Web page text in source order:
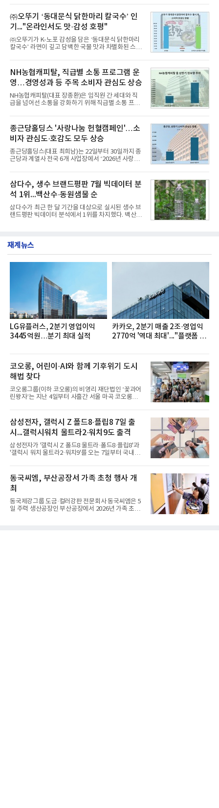
떼는 6년 만에 선보이는 8세대 완전변경 모델로, ▲정
교한 선과 면을 중심으로 완성한 파격적인 디자인 ▲
과거 중형 세단 수준으로 확대된 차체 제원 ▲글로벌
최고 수준의 안전성 ▲성능과 효율을 동시에 높인 주
행 완성도 ▲첨단 편의 및 디지털 사양 적용 등을 통해
글로벌 준중형 세단의 새로운 기준을 세웠다.아반떼
는 가솔린 2.0과 1.6 하이브리드 두 가지 파워트레인
넘
㈜오뚜기 ‘동대문식 닭한마리 칼국수’ 인
기..."온라인서도 맛·감성 호평"
㈜오뚜기가 K-노포 감성을 담은 ‘동대문식 닭한마리
칼국수’ 라면이 깊고 담백한 국물 맛과 차별화된 스토
혔다.‘동대문식 닭한마리 칼국수’는 예상을 뛰어넘는
소비자 호응에 힘입어 지난 7월 13일 첫 선을 보인 지
단 18일 만에 누적 판매량 50만 개를 돌파하는 성과를
거두었다.이번 신제품은 개발진이 전국의 닭한마리
전문점을 직접 찾아 다니며 최적의 육수 비율을 완성
했다. 자극적이지 않으면서도 깊은 닭육수에 마늘의
개운한 풍미를 더했으며, 국물이 잘 배어들면서도 쫄
서도
NH농협캐피탈, 직급별 소통 프로그램 운
영…경영성과 등 주목 소비자 관심도 상승
NH농협캐피탈(대표 장종환)은 임직원 간 세대와 직
급을 넘어선 소통을 강화하기 위해 직급별 소통 프로
부터 30일까지 서울 원센티널 NH농협캐피탈타워 22
층에서 운영했다고 31일 밝혔다.이번 프로그램은 경
영지원부 홍보팀과 2026년 새로이(e)＊가 공동 주관
했으며, ▲팀장·부장(7.27), ▲계장·주임(7.28), ▲과
장·차장(7.29), ▲대리(7.30) 등 직급별로 총 4회에 걸
쳐 진행됐다.참고로 새로이(e)는 NH농협캐피탈 MZ
세대들로(과장~계장) 구성된 자율 참여조직으로, 조
반에 전파하는 역할
종근당홀딩스 '사랑나눔 헌혈캠페인'…소
비자 관심도·호감도 모두 상승
종근당홀딩스(대표 최희남)는 22일부터 30일까지 종
근당과 계열사 전국 6개 사업장에서 ‘2026년 사랑나
인은 장마와 폭염, 여름휴가 등으로 헌혈 참여가 줄어
드는 시기에 안정적 혈액 수급에 기여하고 생명나눔
문화를 확산하기 위해 마련됐다.캠페인은 종근당 천
안공장을 시작으로 ▲효종연구소 ▲종근당바이오 안
산공장 ▲경보제약 아산본사 ▲종근당건강 당진공장
▲종근당 본사 등 전국 6개 사업장에서 릴레이 방식
으로 이어졌다.캠페인 기간에는 임직원의 참여를 독
증을 한국백혈병
삼다수, 생수 브랜드평판 7월 빅데이터 분
석 1위...백산수·동원샘물 순
삼다수가 최근 한 달 기간을 대상으로 실시된 생수 브
랜드평판 빅데이터 분석에서 1위를 차지했다. 백산수
까지 수집된 소비자 빅데이터 3,702,555건을 분석한
치다.연구소에 따르면 7월 생수 브랜드평판 순위는 삼
다수, 백산수, 동원샘물, 스파클, 아이시스, 에비앙,
몽베스트, 크리스탈, 풀무원샘물, 평창수, 지리산수,
재계뉴스
LG유플러스, 2분기 영업이익
3445억원…분기 최대 실적
카카오, 2분기 매출 2조·영업익
2770억 '역대 최대'..."플랫폼 사
코오롱, 어린이·AI와 함께 기후위기 도시
해법 찾다
코오롱그룹(이하 코오롱)의 비영리 재단법인 ‘꽃과어
린왕자’는 지난 4일부터 사흘간 서울 마곡 코오롱원
했다고 6일 밝혔다.‘에코 롱롱 Plus 캠프’는 코오롱의
대표적인 사회공헌 활동 가운데 하나로 초등학생들이
환경위기에 처한 도시 문제를 직접 해결하며 배우는
친환경 에너지 체험 프로그램이라고 설명했다. 이번
캠프에는 전국의 초등학교 6학년 학생 72명이 참여했
다.참가 학생들은 ‘친환경 에너지 원정대’가 되어 지
반침하, 기습홍수, 열섬현상 등 전세계 도시가 직면한
이
삼성전자, 갤럭시 Z 폴드8·플립8 7일 출
시...갤럭시워치 울트라2·워치9도 출격
삼성전자가 '갤럭시 Z 폴드8 울트라·폴드8·플립8'과
'갤럭시 워치 울트라2·워치9'를 오는 7일부터 국내에
달 28일부터 이달 3일까지 7일간 진행된 '갤럭시 Z 폴
드8 울트라·폴드8·플립8' 사전 판매에서는 갤럭시 스
마트폰 역대 최고 기록인 144만대 판매를 달성했다.
사전 구매 고객 10명 중 약 7명이 '갤럭시 Z 폴드8'를
선택했을 만큼 새롭게 선보인 제품 형태(폼팩터)와 디
자인에 대한 관심이 높았다.삼성닷컴에서 사전 구매
에 참여한 고객 중 절반은 10~30대였으며, 이 중 '갤
동국씨엠, 부산공장서 가족 초청 행사 개
최
동국제강그룹 도금·컬러강판 전문회사 동국씨엠은 5
일 주력 생산공장인 부산공장에서 2026년 가족 초청